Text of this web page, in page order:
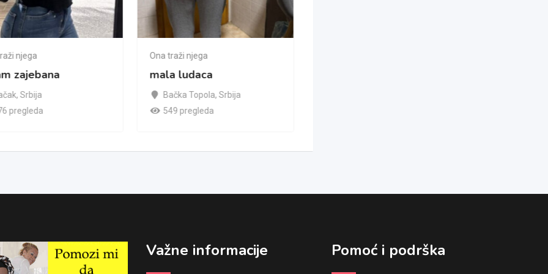
njega
zajebana
, Srbija
pregleda
Ona traži njega
mala ludaca
Bačka Topola, Srbija
549 pregleda
Važne informacije Pomoć i podrška